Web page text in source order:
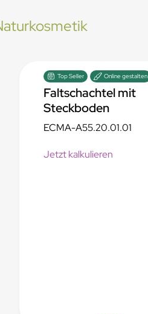
Top Seller Online gestalten
Faltschachtel mit
Steckboden
ECMA-A55.20.01.01
Jetzt kalkulieren